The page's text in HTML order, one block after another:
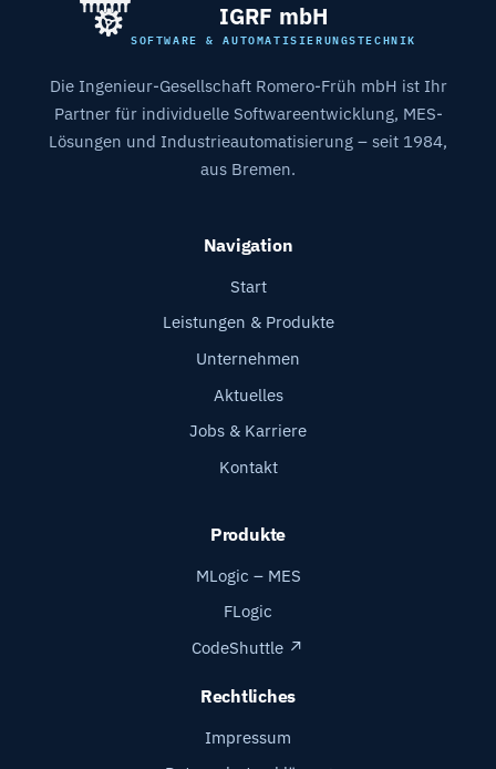
IGRF mbH
SOFTWARE & AUTOMATISIERUNGSTECHNIK
Die Ingenieur-Gesellschaft Romero-Früh mbH ist Ihr
Partner für individuelle Softwareentwicklung, MES-
Lösungen und Industrieautomatisierung – seit 1984,
aus Bremen.
Navigation
Start
Leistungen & Produkte
Unternehmen
Aktuelles
Jobs & Karriere
Kontakt
Produkte
MLogic – MES
FLogic
CodeShuttle ↗
Rechtliches
Impressum